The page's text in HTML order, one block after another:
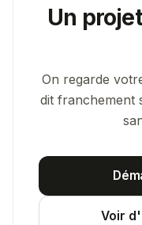
Un
On regarde
dit franchement
Voir